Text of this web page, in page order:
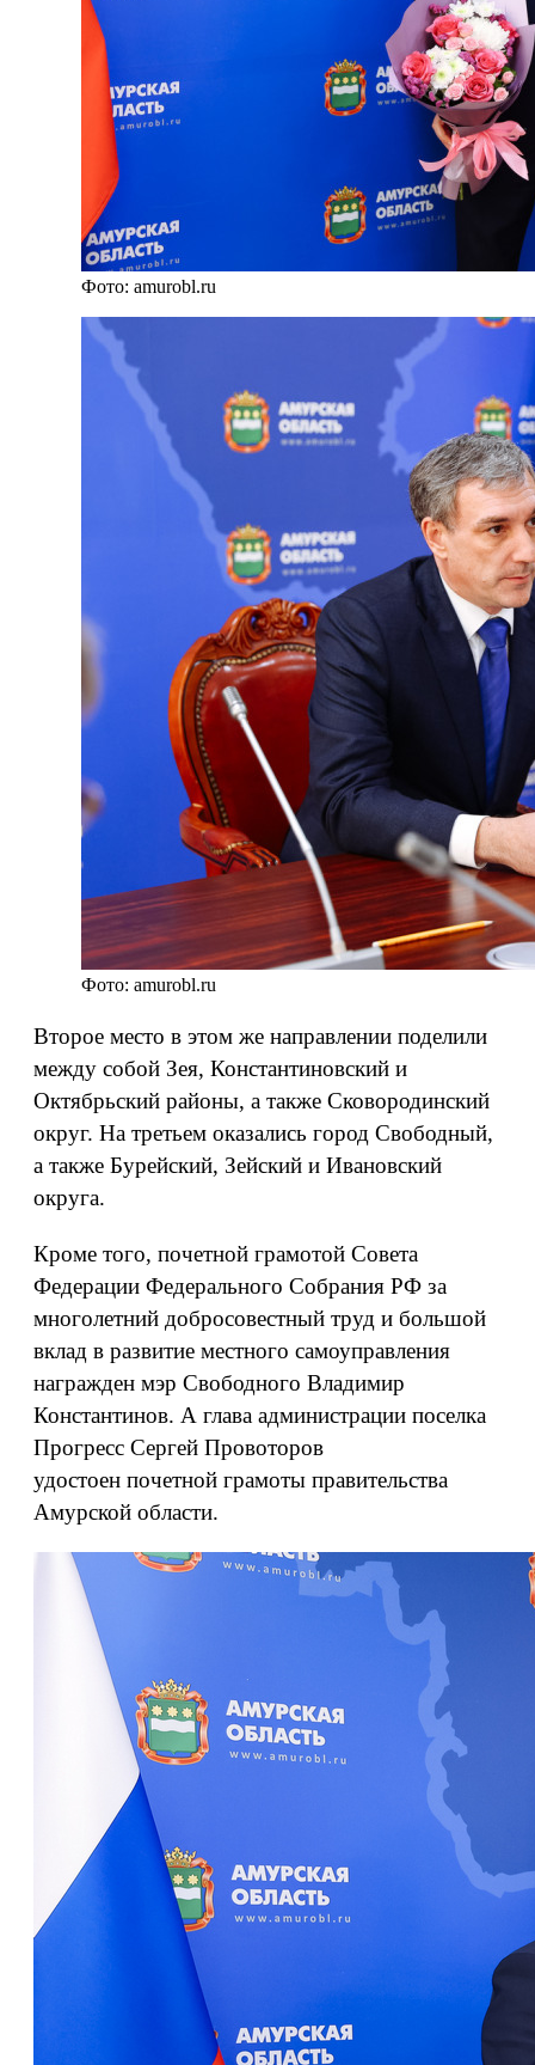
Фото: amurobl.ru
Фото: amurobl.ru
Второе место в этом же направлении поделили
между собой Зея, Константиновский и
Октябрьский районы, а также Сковородинский
округ. На третьем оказались город Свободный,
а также Бурейский, Зейский и Ивановский
округа.
Кроме того, почетной грамотой Совета
Федерации Федерального Собрания РФ за
многолетний добросовестный труд и большой
вклад в развитие местного самоуправления
награжден мэр Свободного Владимир
Константинов. А глава администрации поселка
Прогресс Сергей Провоторов
удостоен почетной грамоты правительства
Амурской области.